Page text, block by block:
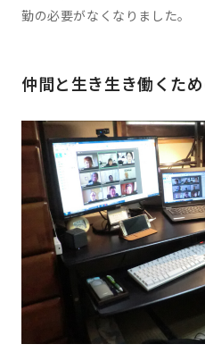
勤の必要がなくなりました。
仲間と生き生き働くた